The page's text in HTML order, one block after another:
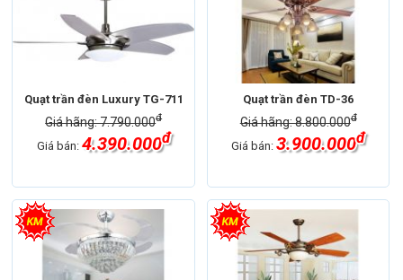
Quạt trần đèn Luxury TG-711
Giá hãng: 7.790.000đ
Giá bán: 4.390.000đ
Quạt trần đèn TD-36
Giá hãng: 8.800.000đ
Giá bán:3.900.000đ